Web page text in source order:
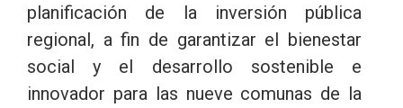
planificación de la inversión pública
regional, a fin de garantizar el bienestar
social y el desarrollo sostenible e
innovador para las nueve comunas de la